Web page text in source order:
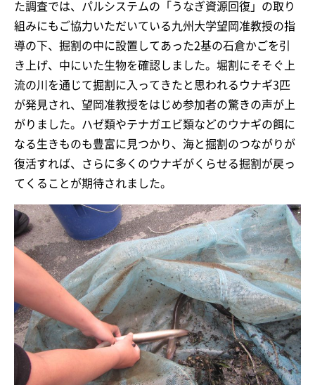
た調査では、パルシステムの「うなぎ資源回復」の取り
組みにもご協力いただいている九州大学望岡准教授の指
導の下、掘割の中に設置してあった2基の石倉かごを引
き上げ、中にいた生物を確認しました。堀割にそそぐ上
流の川を通じて掘割に入ってきたと思われるウナギ3匹
が発見され、望岡准教授をはじめ参加者の驚きの声が上
がりました。ハゼ類やテナガエビ類などのウナギの餌に
なる生きものも豊富に見つかり、海と掘割のつながりが
復活すれば、さらに多くのウナギがくらせる掘割が戻っ
てくることが期待されました。